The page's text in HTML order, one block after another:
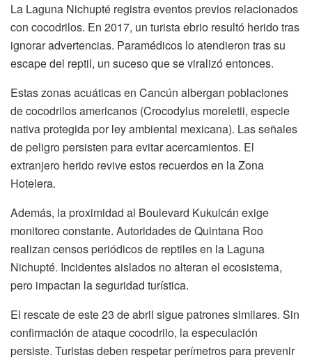
La Laguna Nichupté registra eventos previos relacionados
con cocodrilos. En 2017, un turista ebrio resultó herido tras
ignorar advertencias. Paramédicos lo atendieron tras su
escape del reptil, un suceso que se viralizó entonces.
Estas zonas acuáticas en Cancún albergan poblaciones
de cocodrilos americanos (Crocodylus moreletii, especie
nativa protegida por ley ambiental mexicana). Las señales
de peligro persisten para evitar acercamientos. El
extranjero herido revive estos recuerdos en la Zona
Hotelera.
Además, la proximidad al Boulevard Kukulcán exige
monitoreo constante. Autoridades de Quintana Roo
realizan censos periódicos de reptiles en la Laguna
Nichupté. Incidentes aislados no alteran el ecosistema,
pero impactan la seguridad turística.
El rescate de este 23 de abril sigue patrones similares. Sin
confirmación de ataque cocodrilo, la especulación
persiste. Turistas deben respetar perímetros para prevenir